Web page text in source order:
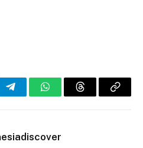
TelegramWhatsAppThreadsCopy